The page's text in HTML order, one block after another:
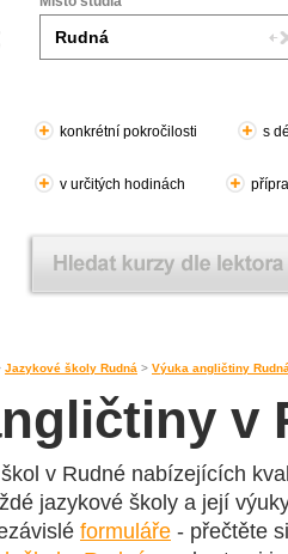
konkrétní pokročilosti s
v určitých hodinách
Jazykové školy Rudná > Výuka angličtiny
v
v Rudné nabízejících
jazykové školy a její
formuláře - přečtěte